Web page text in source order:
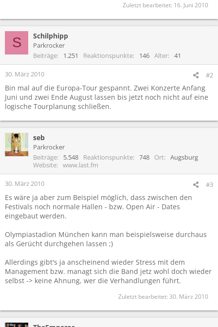
Zuletzt bearbeitet: 16. Juni 2010
S Schilphipp
Parkrocker
Beiträge
1.251 Reaktionspunkte 146 Alter 41
30. März 2010 #2
Bin mal auf die Europa-Tour gespannt. Zwei Konzerte Anfang
Juni und zwei Ende August lassen bis jetzt noch nicht auf eine
logische Tourplanung schließen.
seb
Parkrocker
Beiträge
5.548 Reaktionspunkte 748 Ort
Augsburg
Website
www.last.fm
30. März 2010 #3
Es wäre ja aber zum Beispiel möglich, dass zwischen den
Festivals noch normale Hallen - bzw. Open Air - Dates
eingebaut werden.
Olympiastadion München kann man beispielsweise durchaus
als Gerücht durchgehen lassen ;)
Allerdings gibt's ja anscheinend wieder Stress mit dem
Management bzw. managt sich die Band jetz wohl doch wieder
selbst -> keine Ahnung, wer die Verhandlungen führt.
Zuletzt bearbeitet: 30. März 2010